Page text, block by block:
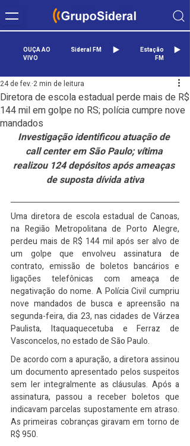
OUÇA AO
VIVO
Sideral FM
Estação
FM
Diretora de escola estadual perde mais de R$
144 mil em golpe no RS; polícia cumpre nove
mandados
24 de fev. 2 min de leitura
Investigação identificou atuação de
call center em São Paulo; vítima
realizou 124 depósitos após ameaças
de suposta dívida ativa
Uma diretora de escola estadual de Canoas,
na Região Metropolitana de Porto Alegre,
perdeu mais de R$ 144 mil após ser alvo de
um golpe que envolveu assinatura de
contrato, emissão de boletos bancários e
ligações telefônicas com ameaça de
negativação do nome. A Polícia Civil cumpriu
nove mandados de busca e apreensão na
segunda-feira, dia 23, nas cidades de Várzea
Paulista, Itaquaquecetuba e Ferraz de
Vasconcelos, no estado de São Paulo.
De acordo com a apuração, a diretora assinou
um documento apresentado pelos suspeitos
sem ler integralmente as cláusulas. Após a
assinatura, passou a receber boletos que
indicavam parcelas supostamente em atraso.
As primeiras cobranças giravam em torno de
R$ 950.